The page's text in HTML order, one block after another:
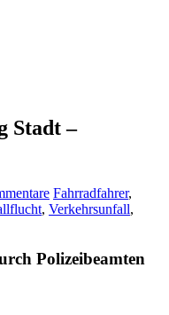
Stadt –
Fahrradfahrer,
, Verkehrsunfall,
Polizeibeamten